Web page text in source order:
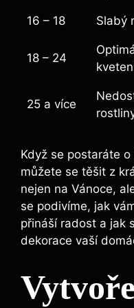
16 – 18 Slabý
18 – 24
25 a více
Když se postaráte
můžete se těšit z
nejen na Vánoce,
se podivíme, jak
přináší radost a jak
dekorace vaší